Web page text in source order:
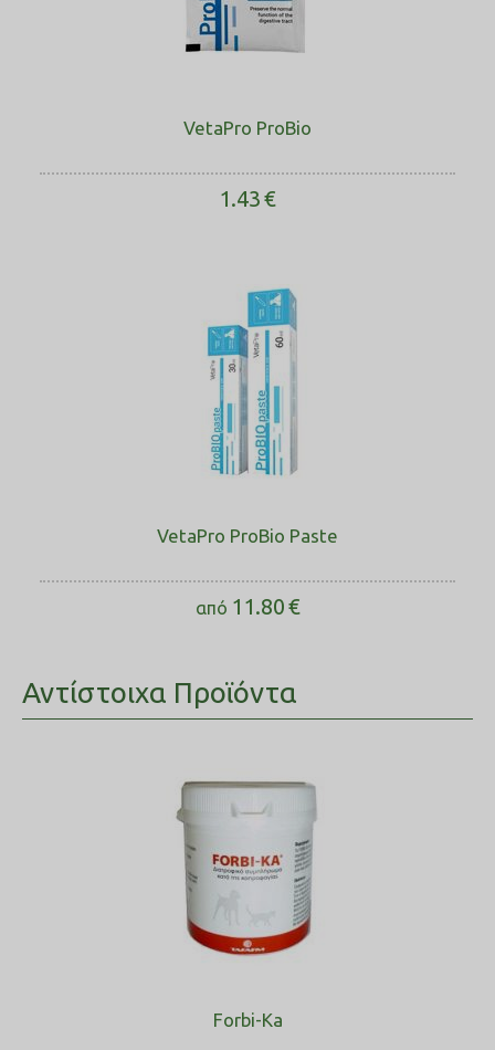
VetaPro ProBio
1.43€
VetaPro ProBio Paste
από 11.80€
Αντίστοιχα Προϊόντα
Forbi-Ka